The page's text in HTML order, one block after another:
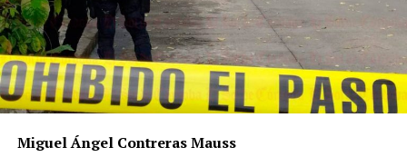
Miguel Ángel Contreras Mauss